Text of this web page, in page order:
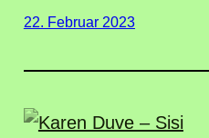
22. Februar 2023